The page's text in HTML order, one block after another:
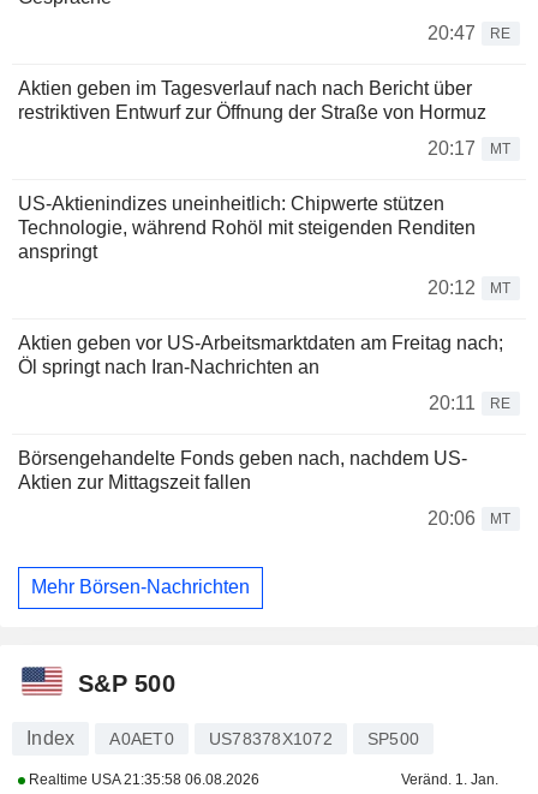
20:47
RE
Aktien geben im Tagesverlauf nach nach Bericht über
restriktiven Entwurf zur Öffnung der Straße von Hormuz
20:17
MT
US-Aktienindizes uneinheitlich: Chipwerte stützen
Technologie, während Rohöl mit steigenden Renditen
anspringt
20:12
MT
Aktien geben vor US-Arbeitsmarktdaten am Freitag nach;
Öl springt nach Iran-Nachrichten an
20:11
RE
Börsengehandelte Fonds geben nach, nachdem US-
Aktien zur Mittagszeit fallen
20:06
MT
Mehr Börsen-Nachrichten
S&P 500
Index A0AET0 US78378X1072 SP500
Realtime USA21:35:58 06.08.2026 Veränd. 1. Jan.